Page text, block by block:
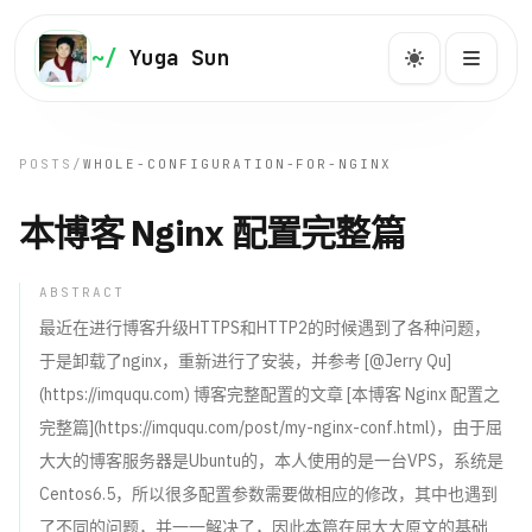
~/ Yuga Sun
POSTS / WHOLE-CONFIGURATION-FOR-NGINX
本博客 Nginx 配置完整篇
ABSTRACT
最近在进行博客升级HTTPS和HTTP2的时候遇到了各种问题，
于是卸载了nginx，重新进行了安装，并参考 [@Jerry Qu]
(https://imququ.com) 博客完整配置的文章 [本博客 Nginx 配置之
完整篇](https://imququ.com/post/my-nginx-conf.html)，由于屈
大大的博客服务器是Ubuntu的，本人使用的是一台VPS，系统是
Centos6.5，所以很多配置参数需要做相应的修改，其中也遇到
了不同的问题，并一一解决了，因此本篇在屈大大原文的基础
主 主页
~/home
博 博客
系列
/series
标 标签
/tags